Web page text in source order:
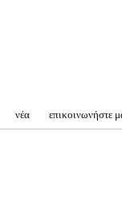
νέα επικοινωνήστε